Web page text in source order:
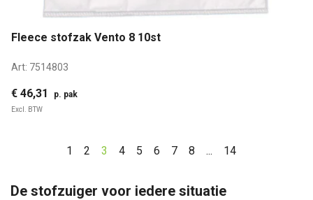
Fleece stofzak Vento 8 10st
Art: 7514803
€ 46,31 p. pak
Excl. BTW
1 2 3 4 5 6 7 8 ... 14
De stofzuiger voor iedere situatie